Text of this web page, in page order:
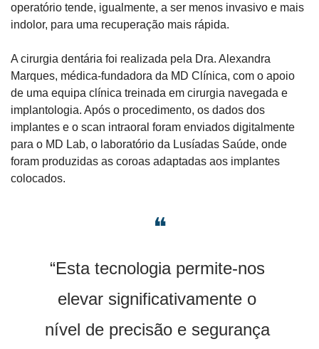
operatório tende, igualmente, a ser menos invasivo e mais
indolor, para uma recuperação mais rápida.
A cirurgia dentária foi realizada pela Dra. Alexandra
Marques, médica-fundadora da MD Clínica, com o apoio
de uma equipa clínica treinada em cirurgia navegada e
implantologia. Após o procedimento, os dados dos
implantes e o scan intraoral foram enviados digitalmente
para o MD Lab, o laboratório da Lusíadas Saúde, onde
foram produzidas as coroas adaptadas aos implantes
colocados.
❝
“Esta tecnologia permite-nos
elevar significativamente o
nível de precisão e segurança